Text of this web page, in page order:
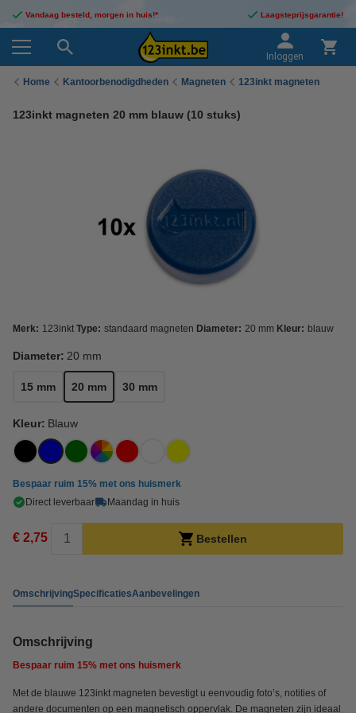
Vandaag besteld, morgen in huis!* Laagsteprijsgarantie!
Inloggen
Home Kantoorbenodigdheden Magneten 123inkt magneten
123inkt magneten 20 mm blauw (10 stuks)
Merk: 123inkt Type: standaard magneten Diameter: 20 mm Kleur: blauw
Diameter: 20 mm
15 mm 20 mm 30 mm
Kleur: Blauw
Bespaar ruim 15% met ons huismerk
Direct leverbaar
Maandag in huis
€ 2,75 Bestellen
OmschrijvingSpecificatiesAanbevelingen
Omschrijving
Bespaar ruim 15% met ons huismerk
Met de blauwe 123inkt magneten bevestigt u eenvoudig foto’s, notities of
andere documenten op een magnetisch oppervlak. De magneten zijn ideaal